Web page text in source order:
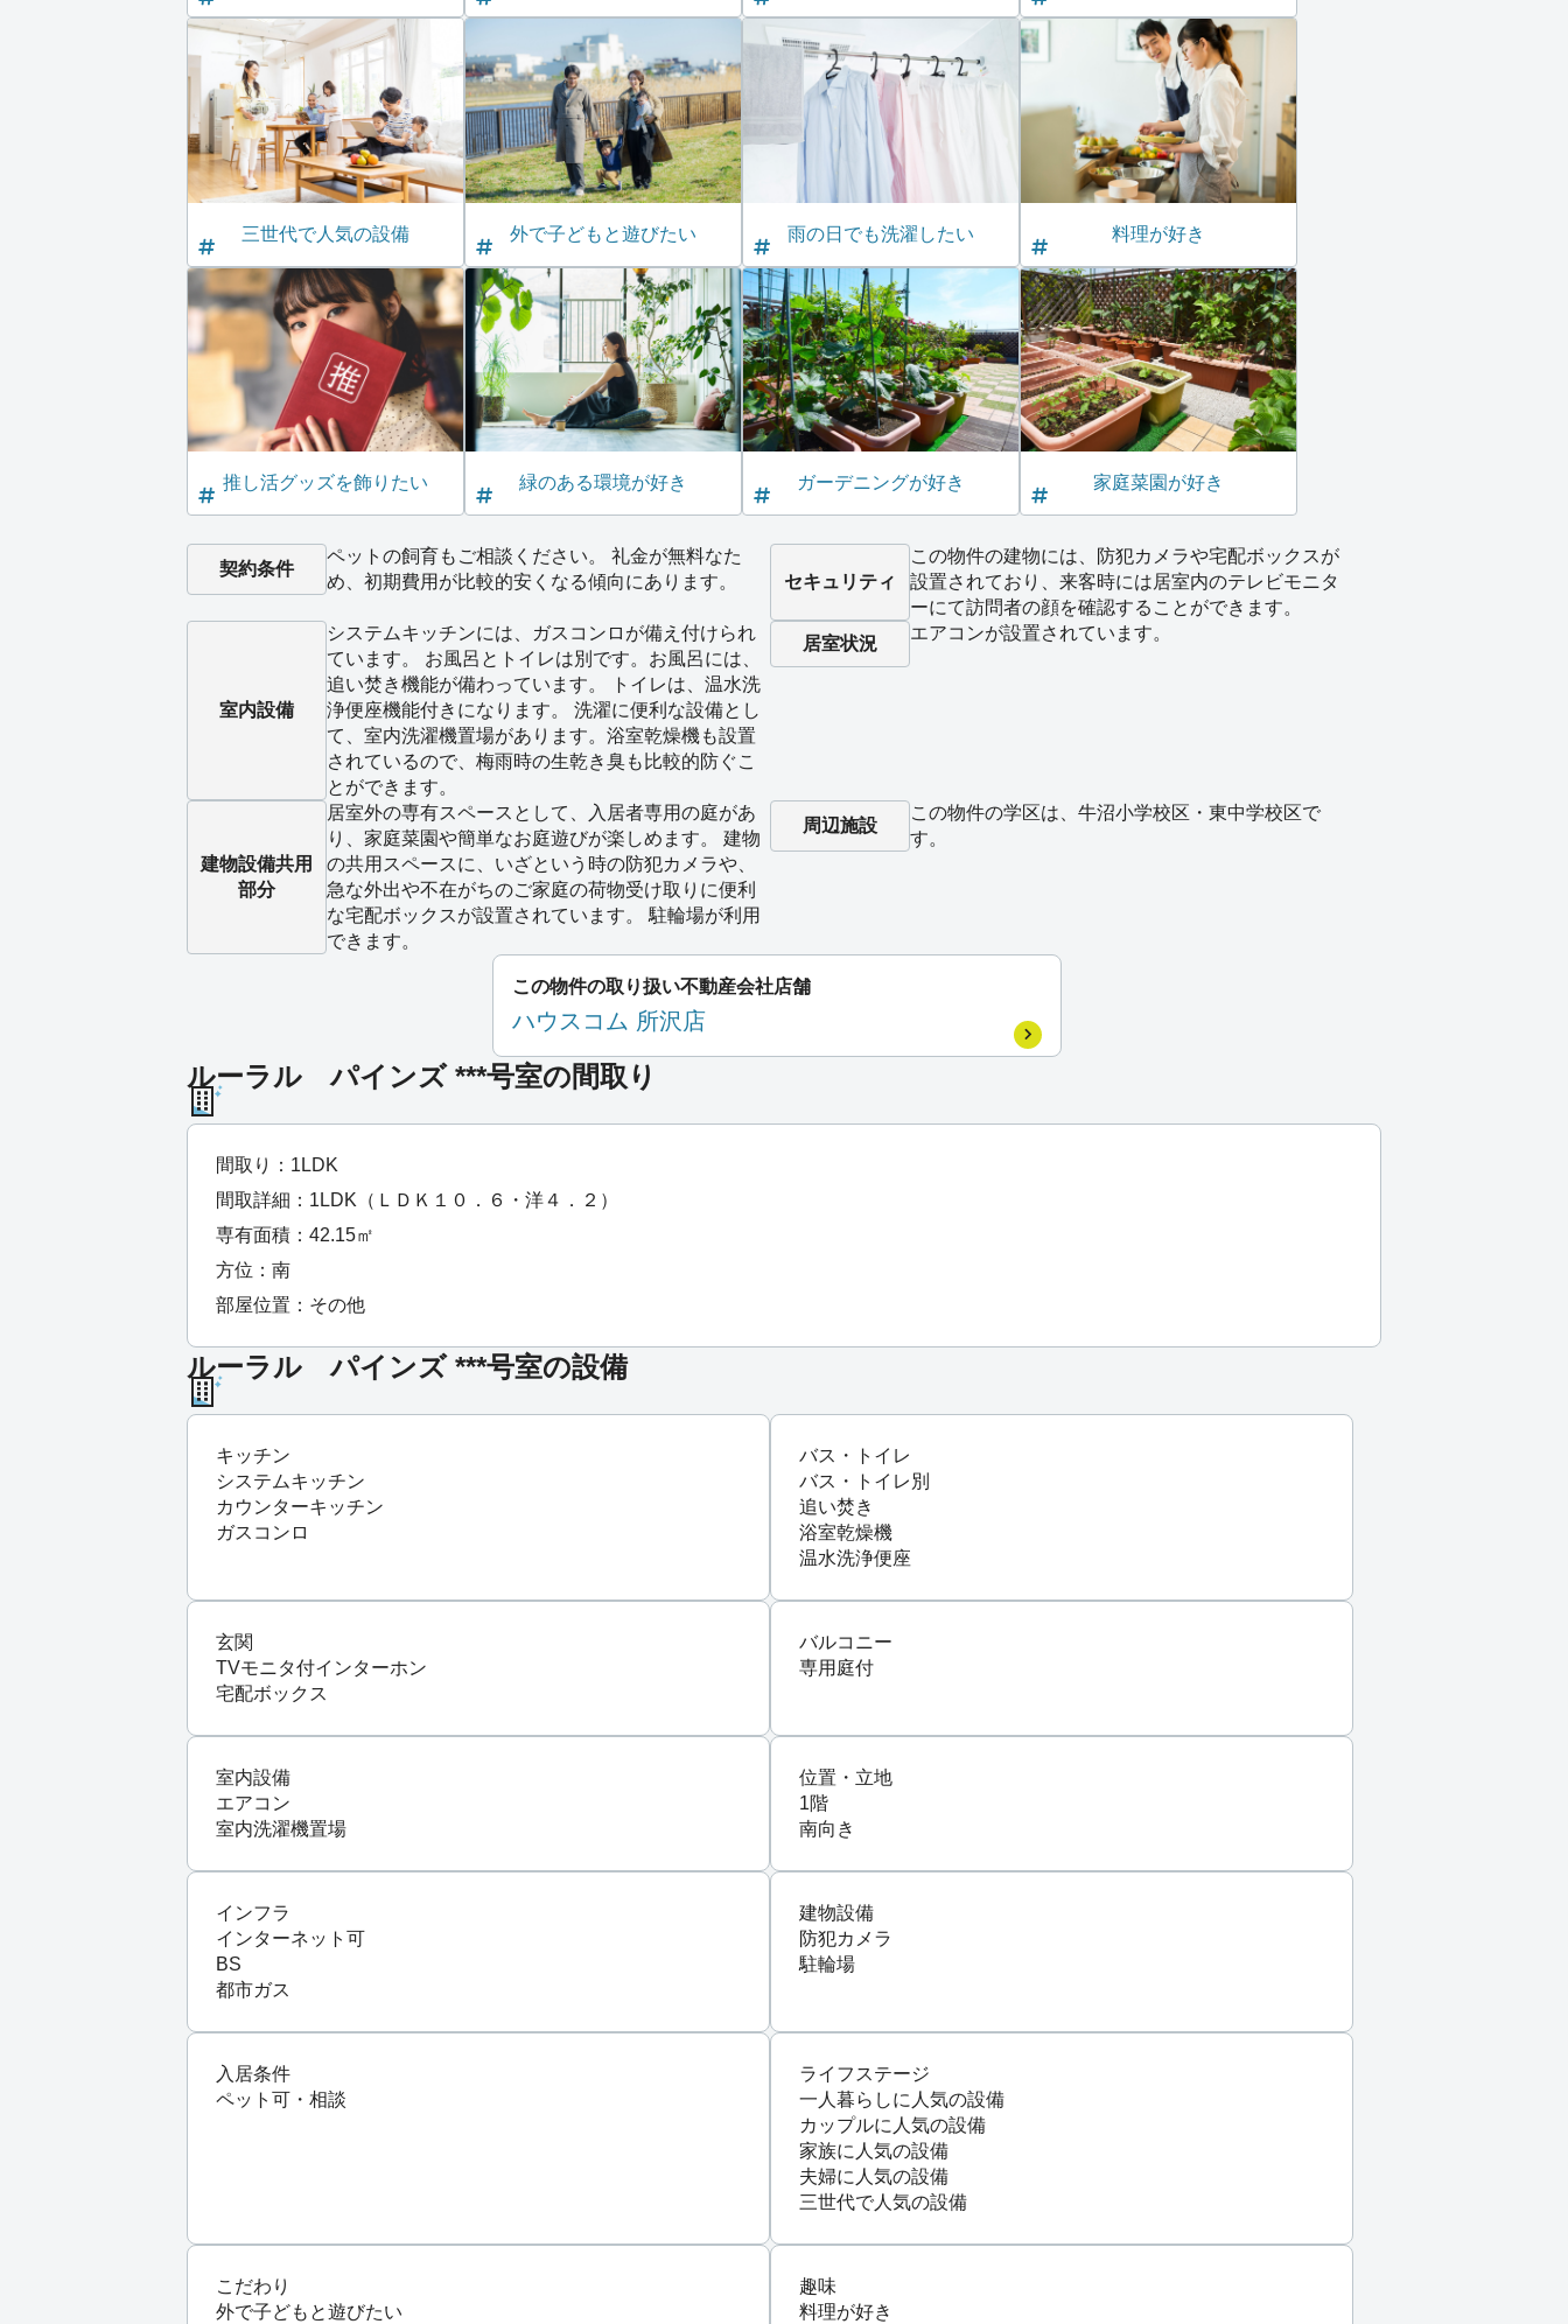
三世代で人気の設備 外で子どもと遊びたい 雨の日でも洗濯したい 料理が好き
推し活グッズを飾りたい 緑のある環境が好き ガーデニングが好き 家庭菜園が好き
契約条件
ペットの飼育もご相談ください。 礼金が無料なた
め、初期費用が比較的安くなる傾向にあります。
セキュリティ
この物件の建物には、防犯カメラや宅配ボックスが
設置されており、来客時には居室内のテレビモニタ
ーにて訪問者の顔を確認することができます。
室内設備
システムキッチンには、ガスコンロが備え付けられ
ています。 お風呂とトイレは別です。お風呂には、
追い焚き機能が備わっています。 トイレは、温水洗
浄便座機能付きになります。 洗濯に便利な設備とし
て、室内洗濯機置場があります。浴室乾燥機も設置
されているので、梅雨時の生乾き臭も比較的防ぐこ
とができます。
居室状況
エアコンが設置されています。
建物設備共用
部分
居室外の専有スペースとして、入居者専用の庭があ
り、家庭菜園や簡単なお庭遊びが楽しめます。 建物
の共用スペースに、いざという時の防犯カメラや、
急な外出や不在がちのご家庭の荷物受け取りに便利
な宅配ボックスが設置されています。 駐輪場が利用
できます。
周辺施設
この物件の学区は、牛沼小学校区・東中学校区で
す。
この物件の取り扱い不動産会社店舗
ハウスコム 所沢店
ルーラル パインズ ***号室の間取り
間取り：1LDK
間取詳細：1LDK（ＬＤＫ１０．６・洋４．２）
専有面積：42.15㎡
方位：南
部屋位置：その他
ルーラル パインズ ***号室の設備
キッチン
システムキッチン
カウンターキッチン
ガスコンロ
バス・トイレ
バス・トイレ別
追い焚き
浴室乾燥機
温水洗浄便座
玄関
TVモニタ付インターホン
宅配ボックス
バルコニー
専用庭付
室内設備
エアコン
室内洗濯機置場
位置・立地
1階
南向き
インフラ
インターネット可
BS
都市ガス
建物設備
防犯カメラ
駐輪場
入居条件
ペット可・相談
ライフステージ
一人暮らしに人気の設備
カップルに人気の設備
家族に人気の設備
夫婦に人気の設備
三世代で人気の設備
こだわり
外で子どもと遊びたい
趣味
料理が好き